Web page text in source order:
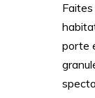
porte